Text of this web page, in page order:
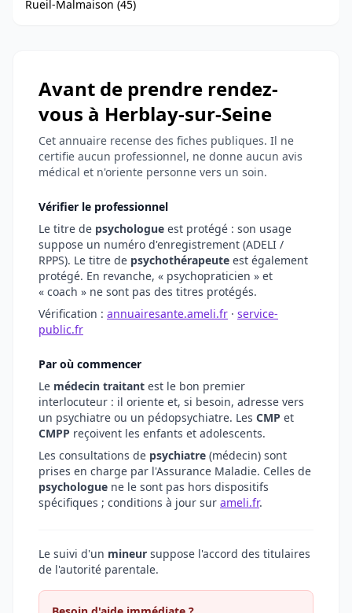
Rueil-Malmaison (45)
Avant de prendre rendez-
vous à Herblay-sur-Seine
Cet annuaire recense des fiches publiques. Il ne
certifie aucun professionnel, ne donne aucun avis
médical et n'oriente personne vers un soin.
Vérifier le professionnel
Le titre de psychologue est protégé : son usage
suppose un numéro d'enregistrement (ADELI /
RPPS). Le titre de psychothérapeute est également
protégé. En revanche, « psychopraticien » et
« coach » ne sont pas des titres protégés.
Vérification : annuairesante.ameli.fr · service-
public.fr
Par où commencer
Le médecin traitant est le bon premier
interlocuteur : il oriente et, si besoin, adresse vers
un psychiatre ou un pédopsychiatre. Les CMP et
CMPP reçoivent les enfants et adolescents.
Les consultations de psychiatre (médecin) sont
prises en charge par l'Assurance Maladie. Celles de
psychologue ne le sont pas hors dispositifs
spécifiques ; conditions à jour sur ameli.fr.
Le suivi d'un mineur suppose l'accord des titulaires
de l'autorité parentale.